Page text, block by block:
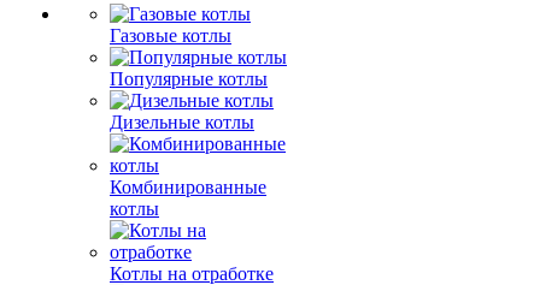
Газовые котлы
Популярные котлы
Дизельные котлы
Комбинированные
котлы
Котлы на отработке